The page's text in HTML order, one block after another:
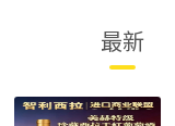
最新